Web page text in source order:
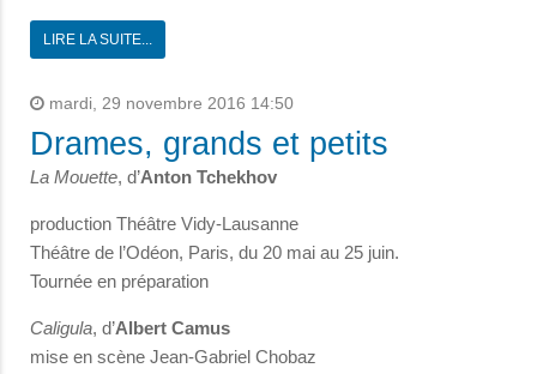
LIRE LA SUITE...
mardi, 29 novembre 2016 14:50
Drames, grands et petits
La Mouette, d’Anton Tchekhov
production Théâtre Vidy-Lausanne
Théâtre de l’Odéon, Paris, du 20 mai au 25 juin.
Tournée en préparation
Caligula, d’Albert Camus
mise en scène Jean-Gabriel Chobaz